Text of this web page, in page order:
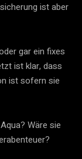
ist aber
gar ein fixes
ist klar, dass
ist sofern sie
Wäre sie